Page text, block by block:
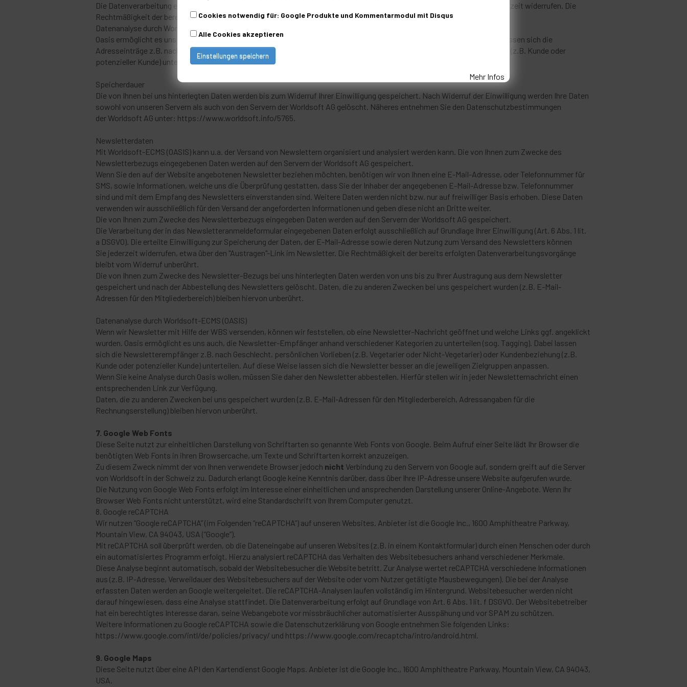
Die Datenverarbeitung erfolgt auf Grundlage Ihrer Einwilligung (Art. 6 Abs. 1 lit. a DSGVO). Sie können diese Einwilligung jederzeit widerrufen. Die
Rechtmäßigkeit der bereits erfolgten Datenverarbeitungsvorgänge bleibt vom Widerruf unberührt.
Datenanalyse durch Worldsoft-ECMS (OASIS)
Oasis ermöglicht es uns Interessenten und Kunden anhand verschiedener Kategorien zu unterteilen (sog. Tagging). Dabei lassen sich die
Adresseinträge z.B. nach Geschlecht, persönlichen Vorlieben (z.B. Vegetarier oder Nicht-Vegetarier) oder Kundenbeziehung (z.B. Kunde oder
potenzieller Kunde) unterteilen.
Speicherdauer
Die von Ihnen bei uns hinterlegten Daten werden bis zum Widerruf Ihrer Einwilligung gespeichert. Nach Widerruf der Einwilligung werden Ihre Daten
sowohl von unseren Servern als auch von den Servern der Worldsoft AG gelöscht. Näheres entnehmen Sie den Datenschutzbestimmungen
der Worldsoft AG unter: https://www.worldsoft.info/5765.
Newsletterdaten
Mit Worldsoft-ECMS (OASIS) kann u.a. der Versand von Newslettern organisiert und analysiert werden kann. Die von Ihnen zum Zwecke des
Newsletterbezugs eingegebenen Daten werden auf den Servern der Worldsoft AG gespeichert.
Wenn Sie den auf der Website angebotenen Newsletter beziehen möchten, benötigen wir von Ihnen eine E-Mail-Adresse, oder Telefonnummer für
SMS, sowie Informationen, welche uns die Überprüfung gestatten, dass Sie der Inhaber der angegebenen E-Mail-Adresse bzw. Telefonnummer
sind und mit dem Empfang des Newsletters einverstanden sind. Weitere Daten werden nicht bzw. nur auf freiwilliger Basis erhoben. Diese Daten
verwenden wir ausschließlich für den Versand der angeforderten Informationen und geben diese nicht an Dritte weiter.
Die von Ihnen zum Zwecke des Newsletterbezugs eingegeben Daten werden auf den Servern der Worldsoft AG gespeichert.
Die Verarbeitung der in das Newsletteranmeldeformular eingegebenen Daten erfolgt ausschließlich auf Grundlage Ihrer Einwilligung (Art. 6 Abs. 1 lit.
a DSGVO). Die erteilte Einwilligung zur Speicherung der Daten, der E-Mail-Adresse sowie deren Nutzung zum Versand des Newsletters können
Sie jederzeit widerrufen, etwa über den "Austragen"-Link im Newsletter. Die Rechtmäßigkeit der bereits erfolgten Datenverarbeitungsvorgänge
bleibt vom Widerruf unberührt.
Die von Ihnen zum Zwecke des Newsletter-Bezugs bei uns hinterlegten Daten werden von uns bis zu Ihrer Austragung aus dem Newsletter
gespeichert und nach der Abbestellung des Newsletters gelöscht. Daten, die zu anderen Zwecken bei uns gespeichert wurden (z.B. E-Mail-
Adressen für den Mitgliederbereich) bleiben hiervon unberührt.
Datenanalyse durch Worldsoft-ECMS (OASIS)
Wenn wir Newsletter mit Hilfe der WBS versenden, können wir feststellen, ob eine Newsletter-Nachricht geöffnet und welche Links ggf. angeklickt
wurden. Oasis ermöglicht es uns auch, die Newsletter-Empfänger anhand verschiedener Kategorien zu unterteilen (sog. Tagging). Dabei lassen
sich die Newsletterempfänger z.B. nach Geschlecht, persönlichen Vorlieben (z.B. Vegetarier oder Nicht-Vegetarier) oder Kundenbeziehung (z.B.
Kunde oder potenzieller Kunde) unterteilen. Auf diese Weise lassen sich die Newsletter besser an die jeweiligen Zielgruppen anpassen.
Wenn Sie keine Analyse durch Oasis wollen, müssen Sie daher den Newsletter abbestellen. Hierfür stellen wir in jeder Newsletternachricht einen
entsprechenden Link zur Verfügung.
Daten, die zu anderen Zwecken bei uns gespeichert wurden (z.B. E-Mail-Adressen für den Mitgliederbereich, Adressangaben für die
Rechnungserstellung) bleiben hiervon unberührt.
7. Google Web Fonts
Diese Seite nutzt zur einheitlichen Darstellung von Schriftarten so genannte Web Fonts von Google. Beim Aufruf einer Seite lädt Ihr Browser die
benötigten Web Fonts in ihren Browsercache, um Texte und Schriftarten korrekt anzuzeigen.
Zu diesem Zweck nimmt der von Ihnen verwendete Browser jedoch nicht Verbindung zu den Servern von Google auf, sondern greift auf die Server
von Worldsoft in der Schweiz zu. Dadurch erlangt Google keine Kenntnis darüber, dass über Ihre IP-Adresse unsere Website aufgerufen wurde.
Die Nutzung von Google Web Fonts erfolgt im Interesse einer einheitlichen und ansprechenden Darstellung unserer Online-Angebote. Wenn Ihr
Browser Web Fonts nicht unterstützt, wird eine Standardschrift von Ihrem Computer genutzt.
8. Google reCAPTCHA
Wir nutzen “Google reCAPTCHA” (im Folgenden “reCAPTCHA”) auf unseren Websites. Anbieter ist die Google Inc., 1600 Amphitheatre Parkway,
Mountain View, CA 94043, USA (“Google”).
Mit reCAPTCHA soll überprüft werden, ob die Dateneingabe auf unseren Websites (z.B. in einem Kontaktformular) durch einen Menschen oder durch
ein automatisiertes Programm erfolgt. Hierzu analysiert reCAPTCHA das Verhalten des Websitebesuchers anhand verschiedener Merkmale.
Diese Analyse beginnt automatisch, sobald der Websitebesucher die Website betritt. Zur Analyse wertet reCAPTCHA verschiedene Informationen
aus (z.B. IP-Adresse, Verweildauer des Websitebesuchers auf der Website oder vom Nutzer getätigte Mausbewegungen). Die bei der Analyse
erfassten Daten werden an Google weitergeleitet. Die reCAPTCHA-Analysen laufen vollständig im Hintergrund. Websitebesucher werden nicht
darauf hingewiesen, dass eine Analyse stattfindet. Die Datenverarbeitung erfolgt auf Grundlage von Art. 6 Abs. 1 lit. f DSGVO. Der Websitebetreiber
hat ein berechtigtes Interesse daran, seine Webangebote vor missbräuchlicher automatisierter Ausspähung und vor SPAM zu schützen.
Weitere Informationen zu Google reCAPTCHA sowie die Datenschutzerklärung von Google entnehmen Sie folgenden Links:
https://www.google.com/intl/de/policies/privacy/ und https://www.google.com/recaptcha/intro/android.html.
9. Google Maps
Diese Seite nutzt über eine API den Kartendienst Google Maps. Anbieter ist die Google Inc., 1600 Amphitheatre Parkway, Mountain View, CA 94043,
USA.
Cookies notwendig für: Google Produkte und Kommentarmodul mit Disqus
Alle Cookies akzeptieren
Einstellungen speichern
Mehr Infos